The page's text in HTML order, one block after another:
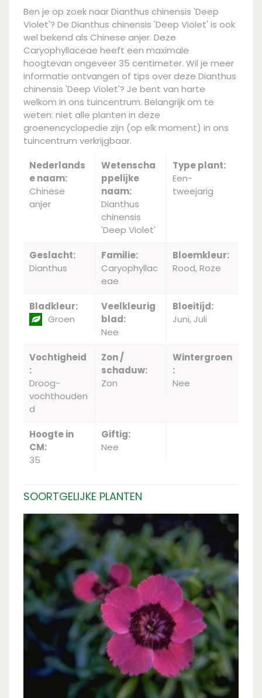
Ben je op zoek naar Dianthus chinensis 'Deep
Violet'? De Dianthus chinensis 'Deep Violet' is ook
wel bekend als Chinese anjer. Deze
Caryophyllaceae heeft een maximale
hoogtevan ongeveer 35 centimeter. Wil je meer
informatie ontvangen of tips over deze Dianthus
chinensis 'Deep Violet'? Je bent van harte
welkom in ons tuincentrum. Belangrijk om te
weten: niet alle planten in deze
groenencyclopedie zijn (op elk moment) in ons
tuincentrum verkrijgbaar.
Nederlands
e naam:
Chinese
anjer
Wetenscha
ppelijke
naam:
Dianthus
chinensis
'Deep Violet'
Type plant:
Een-
tweejarig
Geslacht:
Dianthus
Familie:
Caryophyllac
eae
Bloemkleur:
Rood, Roze
Bladkleur:
Groen
Veelkleurig
blad:
Nee
Bloeitijd:
Juni, Juli
Vochtigheid
:
Droog-
vochthouden
d
Zon /
schaduw:
Zon
Wintergroen
:
Nee
Hoogte in
CM:
35
Giftig:
Nee
SOORTGELIJKE PLANTEN